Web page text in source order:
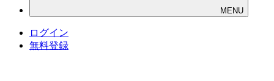
MENU
ログイン
無料登録